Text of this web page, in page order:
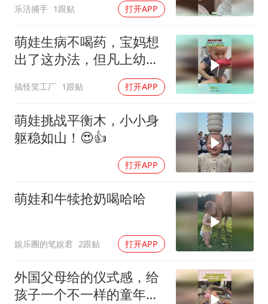
习近平心系体育强国建设
乐活捕手 1跟贴 打开APP
萌娃生病不喝药，宝妈想
出了这办法，但凡上幼儿
搞怪笑工厂 1跟贴 打开APP
萌娃挑战平衡木，小小身
躯稳如山！😍👍
打开APP
萌娃和牛犊抢奶喝哈哈
娱乐圈的笔娱君 2跟贴 打开APP
外国父母给的仪式感，给
孩子一个不一样的童年，